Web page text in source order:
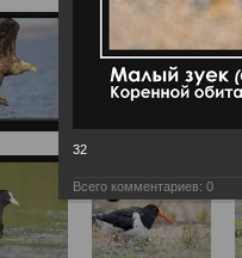
32
Всего комментариев: 0